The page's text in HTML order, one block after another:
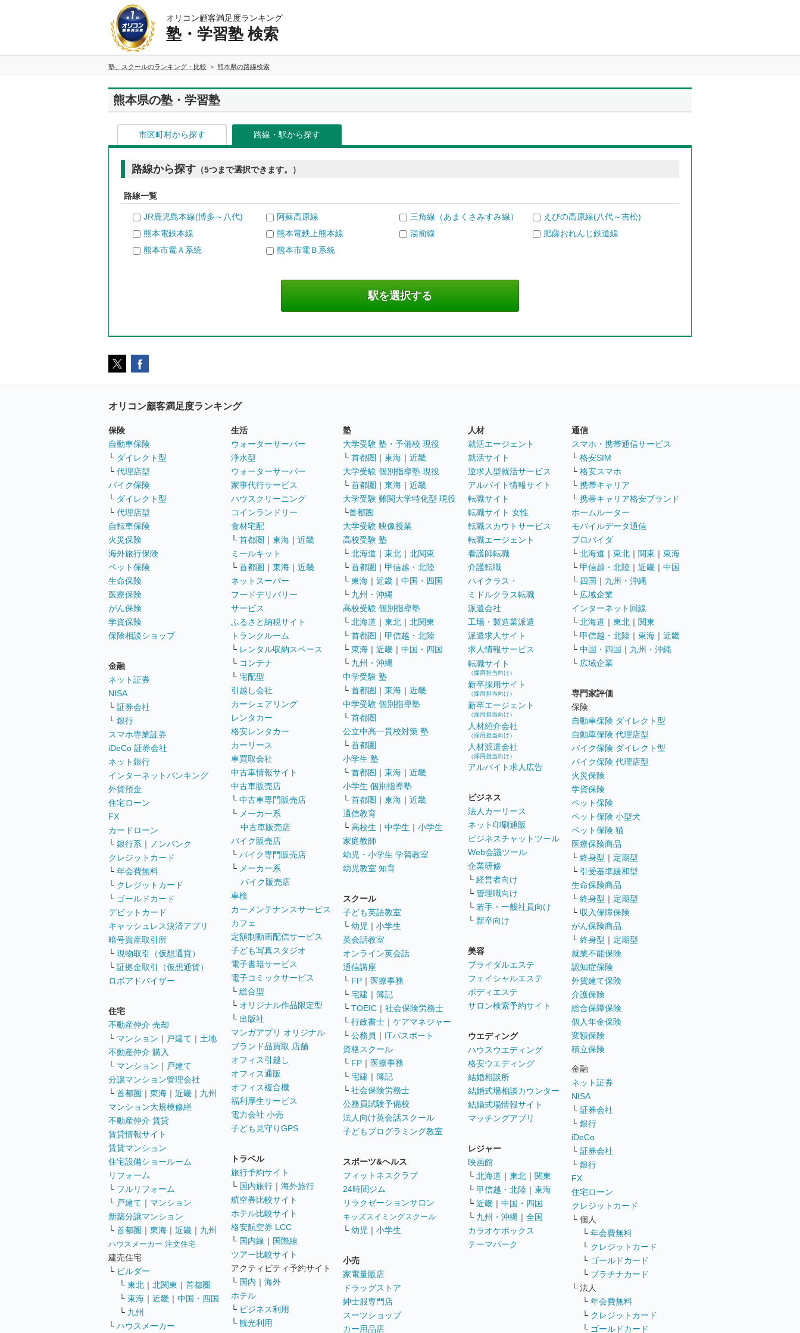
オリコン顧客満足度ランキング
塾・学習塾 検索
塾、スクールのランキング・比較 熊本県の路線検索
熊本県の塾・学習塾
市区町村から探す 路線・駅から探す
路線から探す （5つまで選択できます。）
路線一覧
JR鹿児島本線(博多～八代) 阿蘇高原線 三角線（あまくさみすみ線）
えびの高原線(八代～吉松)
熊本電鉄本線
熊本電鉄上熊本線 湯前線
肥薩おれんじ鉄道線
熊本市電Ａ系統
熊本市電Ｂ系統
オリコン顧客満足度ランキング
保険
自動車保険
└ ダイレクト型
└ 代理店型
バイク保険
└ ダイレクト型
└ 代理店型
自転車保険
火災保険
海外旅行保険
ペット保険
生命保険
医療保険
がん保険
学資保険
保険相談ショップ
金融
ネット証券
NISA
└ 証券会社
└ 銀行
スマホ専業証券
iDeCo 証券会社
ネット銀行
インターネットバンキング
外貨預金
住宅ローン
FX
カードローン
└ 銀行系 ｜
ノンバンク
クレジットカード
└ 年会費無料
└ クレジットカード
└ ゴールドカード
デビットカード
キャッシュレス決済アプリ
暗号資産取引所
└ 現物取引（仮想通貨）
└ 証拠金取引（仮想通貨）
ロボアドバイザー
住宅
不動産仲介 売却
└ マンション ｜ 戸建て ｜ 土地
不動産仲介 購入
└ マンション ｜ 戸建て
分譲マンション管理会社
└ 首都圏 ｜ 東海 ｜ 近畿 ｜ 九州
マンション大規模修繕
不動産仲介 賃貸
賃貸情報サイト
賃貸マンション
住宅設備ショールーム
リフォーム
└ フルリフォーム
└ 戸建て ｜ マンション
新築分譲マンション
└ 首都圏 ｜ 東海 ｜ 近畿 ｜ 九州
ハウスメーカー 注文住宅
建売住宅
└ ビルダー
└ 東北 ｜ 北関東 ｜ 首都圏
└ 東海 ｜ 近畿 ｜ 中国・四国
└ 九州
└ ハウスメーカー
生活
ウォーターサーバー
浄水型
ウォーターサーバー
家事代行サービス
ハウスクリーニング
コインランドリー
食材宅配
└ 首都圏 ｜ 東海 ｜ 近畿
ミールキット
└ 首都圏 ｜ 東海 ｜ 近畿
ネットスーパー
フードデリバリー
サービス
ふるさと納税サイト
トランクルーム
└ レンタル収納スペース
└ コンテナ
└ 宅配型
引越し会社
カーシェアリング
レンタカー
格安レンタカー
カーリース
車買取会社
中古車情報サイト
中古車販売店
└ 中古車専門販売店
└ メーカー系
中古車販売店
バイク販売店
└ バイク専門販売店
└ メーカー系
バイク販売店
車検
カーメンテナンスサービス
カフェ
定額制動画配信サービス
子ども写真スタジオ
電子書籍サービス
電子コミックサービス
└ 総合型
└ オリジナル作品限定型
└ 出版社
マンガアプリ オリジナル
ブランド品買取 店舗
オフィス引越し
オフィス通販
オフィス複合機
福利厚生サービス
電力会社 小売
子ども見守りGPS
トラベル
旅行予約サイト
└ 国内旅行 ｜ 海外旅行
航空券比較サイト
ホテル比較サイト
格安航空券 LCC
└ 国内線 ｜ 国際線
ツアー比較サイト
アクティビティ予約サイト
└ 国内 ｜ 海外
ホテル
└ ビジネス利用
└ 観光利用
塾
大学受験 塾・予備校 現役
└ 首都圏 ｜ 東海 ｜ 近畿
大学受験 個別指導塾 現役
└ 首都圏 ｜ 東海 ｜ 近畿
大学受験 難関大学特化型 現役
└首都圏
大学受験 映像授業
高校受験 塾
└ 北海道 ｜ 東北 ｜ 北関東
└ 首都圏 ｜ 甲信越・北陸
└ 東海 ｜ 近畿 ｜ 中国・四国
└ 九州・沖縄
高校受験 個別指導塾
└ 北海道 ｜ 東北 ｜ 北関東
└ 首都圏 ｜ 甲信越・北陸
└ 東海 ｜ 近畿 ｜ 中国・四国
└ 九州・沖縄
中学受験 塾
└ 首都圏 ｜ 東海 ｜ 近畿
中学受験 個別指導塾
└ 首都圏
公立中高一貫校対策 塾
└ 首都圏
小学生 塾
└ 首都圏 ｜ 東海 ｜ 近畿
小学生 個別指導塾
└ 首都圏 ｜ 東海 ｜ 近畿
通信教育
└ 高校生 ｜ 中学生 ｜ 小学生
家庭教師
幼児・小学生 学習教室
幼児教室 知育
スクール
子ども英語教室
└ 幼児 ｜ 小学生
英会話教室
オンライン英会話
通信講座
└ FP ｜ 医療事務
└ 宅建 ｜ 簿記
└ TOEIC ｜ 社会保険労務士
└ 行政書士 ｜ ケアマネジャー
└ 公務員 ｜ ITパスポート
資格スクール
└ FP ｜ 医療事務
└ 宅建 ｜ 簿記
└ 社会保険労務士
公務員試験予備校
法人向け英会話スクール
子どもプログラミング教室
スポーツ&ヘルス
フィットネスクラブ
24時間ジム
リラクゼーションサロン
キッズスイミングスクール
└ 幼児 ｜ 小学生
小売
家電量販店
ドラッグストア
紳士服専門店
スーツショップ
カー用品店
人材
就活エージェント
就活サイト
逆求人型就活サービス
アルバイト情報サイト
転職サイト
転職サイト 女性
転職スカウトサービス
転職エージェント
看護師転職
介護転職
ハイクラス・
ミドルクラス転職
派遣会社
工場・製造業派遣
派遣求人サイト
求人情報サービス
転職サイト
（採用担当向け）
新卒採用サイト
（採用担当向け）
新卒エージェント
（採用担当向け）
人材紹介会社
（採用担当向け）
人材派遣会社
（採用担当向け）
アルバイト求人広告
ビジネス
法人カーリース
ネット印刷通販
ビジネスチャットツール
Web会議ツール
企業研修
└ 経営者向け
└ 管理職向け
└ 若手・一般社員向け
└ 新卒向け
美容
ブライダルエステ
フェイシャルエステ
ボディエステ
サロン検索予約サイト
ウエディング
ハウスウエディング
格安ウエディング
結婚相談所
結婚式場相談カウンター
結婚式場情報サイト
マッチングアプリ
レジャー
映画館
└ 北海道 ｜ 東北 ｜ 関東
└ 甲信越・北陸 ｜ 東海
└ 近畿 ｜ 中国・四国
└ 九州・沖縄 ｜ 全国
カラオケボックス
テーマパーク
通信
スマホ・携帯通信サービス
└ 格安SIM
└ 格安スマホ
└ 携帯キャリア
└ 携帯キャリア格安ブランド
ホームルーター
モバイルデータ通信
プロバイダ
└ 北海道 ｜ 東北 ｜ 関東 ｜ 東海
└ 甲信越・北陸 ｜ 近畿 ｜ 中国
└ 四国 ｜ 九州・沖縄
└ 広域企業
インターネット回線
└ 北海道 ｜ 東北 ｜ 関東
└ 甲信越・北陸 ｜ 東海 ｜ 近畿
└ 中国・四国 ｜ 九州・沖縄
└ 広域企業
専門家評価
保険
自動車保険 ダイレクト型
自動車保険 代理店型
バイク保険 ダイレクト型
バイク保険 代理店型
火災保険
学資保険
ペット保険
ペット保険 小型犬
ペット保険 猫
医療保険商品
└ 終身型 ｜ 定期型
└ 引受基準緩和型
生命保険商品
└ 終身型 ｜ 定期型
└ 収入保障保険
がん保険商品
└ 終身型 ｜ 定期型
就業不能保険
認知症保険
外貨建て保険
介護保険
総合保障保険
個人年金保険
変額保険
積立保険
金融
ネット証券
NISA
└ 証券会社
└ 銀行
iDeCo
└ 証券会社
└ 銀行
FX
住宅ローン
クレジットカード
└ 個人
└ 年会費無料
└ クレジットカード
└ ゴールドカード
└ プラチナカード
└ 法人
└ 年会費無料
└ クレジットカード
└ ゴールドカード